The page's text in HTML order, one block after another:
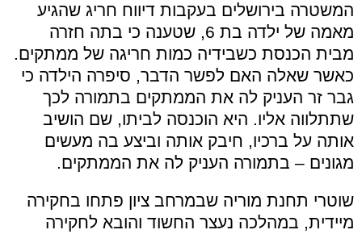
המשטרה בירושלים בעקבות דיווח חריג שהגיע
מאמה של ילדה בת 6, שטענה כי בתה חזרה
מבית הכנסת כשבידיה כמות חריגה של ממתקים.
כאשר שאלה האם לפשר הדבר, סיפרה הילדה כי
גבר זר העניק לה את הממתקים בתמורה לכך
שתתלווה אליו. היא הוכנסה לביתו, שם הושיב
אותה על ברכיו, חיבק אותה וביצע בה מעשים
מגונים – בתמורה העניק לה את הממתקים.
שוטרי תחנת מוריה שבמרחב ציון פתחו בחקירה
מיידית, במהלכה נעצר החשוד והובא לחקירה